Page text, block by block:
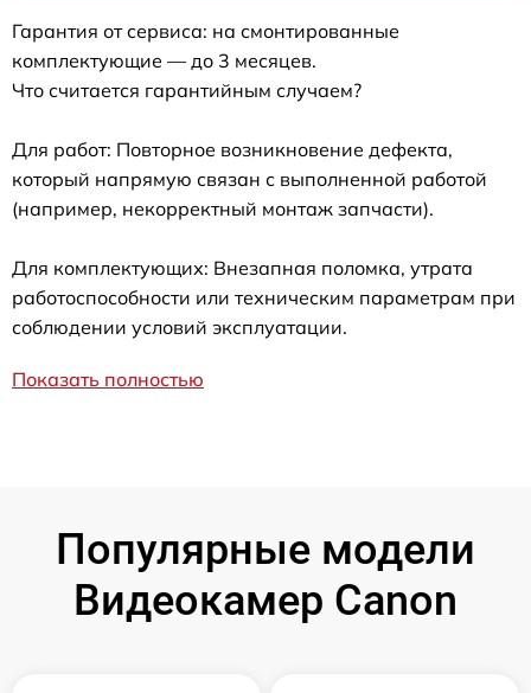
Гарантия от сервиса: на смонтированные
комплектующие — до 3 месяцев.
Что считается гарантийным случаем?
Для работ: Повторное возникновение дефекта,
который напрямую связан с выполненной работой
(например, некорректный монтаж запчасти).
Для комплектующих: Внезапная поломка, утрата
работоспособности или техническим параметрам при
соблюдении условий эксплуатации.
Показать полностью
Популярные модели
Видеокамер Canon